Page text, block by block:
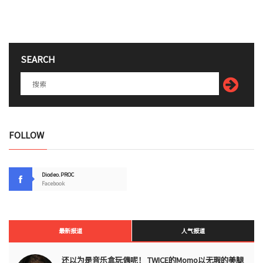
SEARCH
FOLLOW
Diodeo.PROC
Facebook
最新报道 人气报道
还以为是音乐盒玩偶呢！ TWICE的Momo以无瑕的美腿